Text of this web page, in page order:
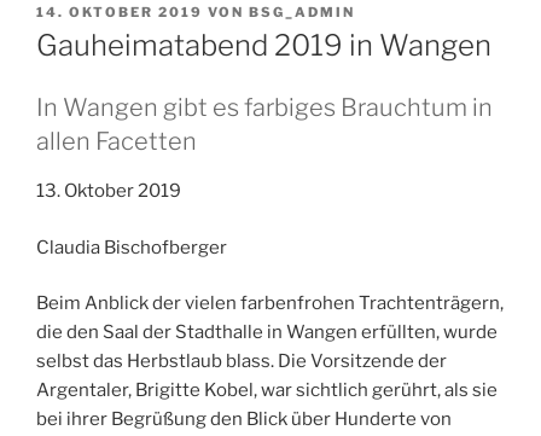
VERÖFFENTLICHT
AM
14. OKTOBER 2019 VON BSG_ADMIN
Gauheimatabend 2019 in Wangen
In Wangen gibt es farbiges Brauchtum in
allen Facetten
13. Oktober 2019
Claudia Bischofberger
Beim Anblick der vielen farbenfrohen Trachtenträgern,
die den Saal der Stadthalle in Wangen erfüllten, wurde
selbst das Herbstlaub blass. Die Vorsitzende der
Argentaler, Brigitte Kobel, war sichtlich gerührt, als sie
bei ihrer Begrüßung den Blick über Hunderte von